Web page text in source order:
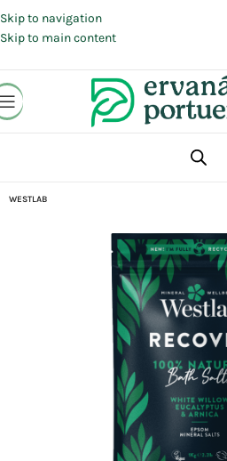
Skip to navigation
Skip to main content
Beleza |
WESTLAB